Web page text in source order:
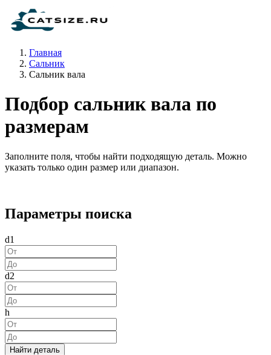
Главная
Сальник
Сальник вала
Подбор сальник вала по
размерам
Заполните поля, чтобы найти подходящую деталь. Можно
указать только один размер или диапазон.
Параметры поиска
d1
d2
h
Найти деталь